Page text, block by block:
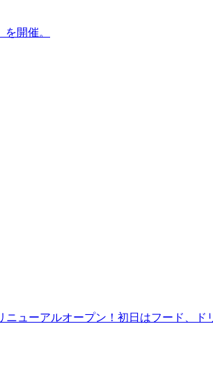
開催。
ニューアルオープン！初日はフード、ド